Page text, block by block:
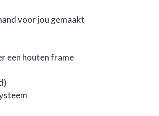
voor jou gemaakt
een houten frame